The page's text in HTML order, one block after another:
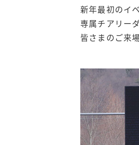
新年最初のイ
専属チアリー
皆さまのご来